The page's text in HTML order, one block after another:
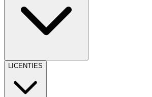
LICENTIES